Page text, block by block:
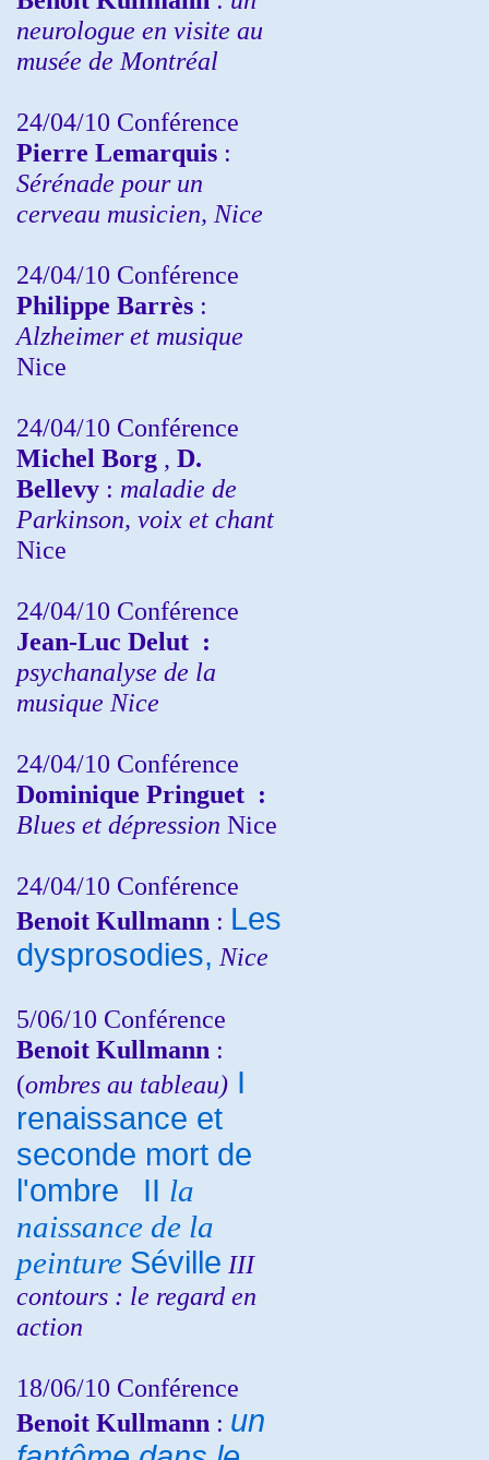
neurologue en visite au
musée de Montréal
24/04/10 Conférence
Pierre Lemarquis :
Sérénade pour un
cerveau musicien, Nice
24/04/10 Conférence
Philippe Barrès :
Alzheimer et musique
Nice
24/04/10 Conférence
Michel Borg , D.
Bellevy : maladie de
Parkinson, voix et chant
Nice
24/04/10 Conférence
Jean-Luc Delut :
psychanalyse de la
musique Nice
24/04/10 Conférence
Dominique Pringuet :
Blues et dépression Nice
24/04/10 Conférence
Benoit Kullmann : Les
dysprosodies, Nice
5/06/10 Conférence
Benoit Kullmann :
(ombres au tableau) I
renaissance et
seconde mort de
l'ombre
II la
naissance de la
peinture Séville III
contours : le regard en
action
18/06/10 Conférence
Benoit Kullmann : un